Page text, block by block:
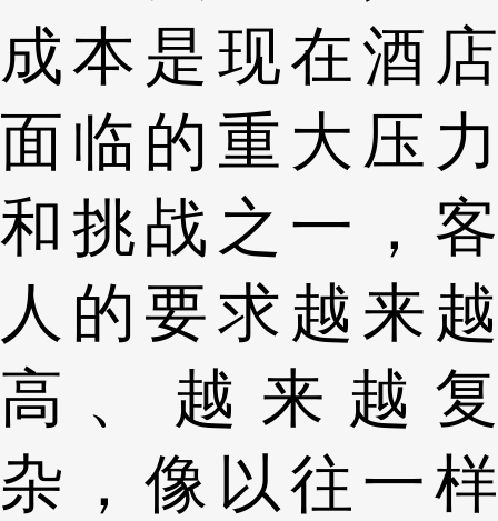
成本是现在酒店
面临的重大压力
和挑战之一，客
人的要求越来越
高、越来越复
杂，像以往一样